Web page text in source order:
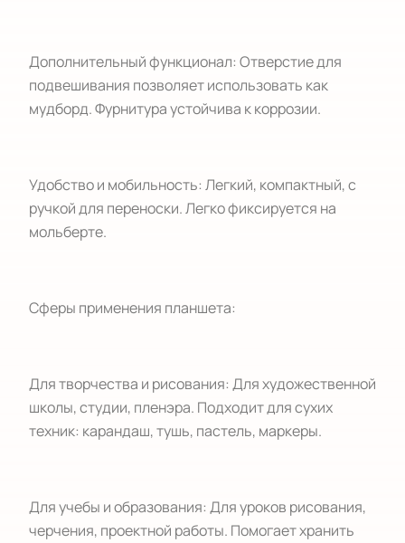
Дополнительный функционал: Отверстие для
подвешивания позволяет использовать как
мудборд. Фурнитура устойчива к коррозии.
Удобство и мобильность: Легкий, компактный, с
ручкой для переноски. Легко фиксируется на
мольберте.
Сферы применения планшета:
Для творчества и рисования: Для художественной
школы, студии, пленэра. Подходит для сухих
техник: карандаш, тушь, пастель, маркеры.
Для учебы и образования: Для уроков рисования,
черчения, проектной работы. Помогает хранить